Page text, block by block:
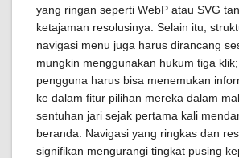
yang ringan seperti WebP atau SVG
ketajaman resolusinya. Selain itu,
navigasi menu juga harus dirancang
mungkin menggunakan hukum tiga
pengguna harus bisa menemukan
ke dalam fitur pilihan mereka dalam
sentuhan jari sejak pertama kali
beranda. Navigasi yang ringkas dan
signifikan mengurangi tingkat pusing